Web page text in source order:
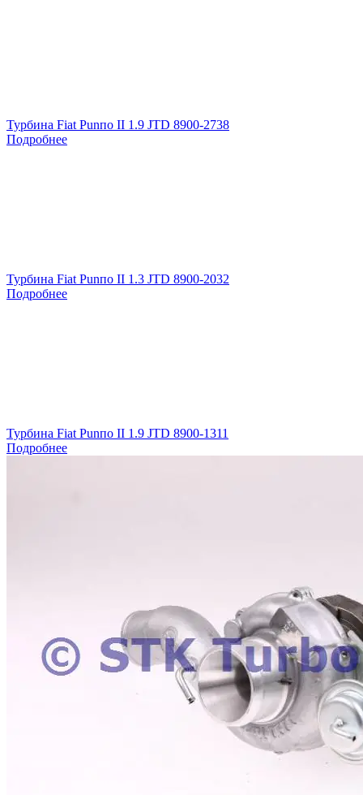
Турбина Fiat Punпо II 1.9 JTD 8900-2738
Подробнее
Турбина Fiat Punпо II 1.3 JTD 8900-2032
Подробнее
Турбина Fiat Punпо II 1.9 JTD 8900-1311
Подробнее